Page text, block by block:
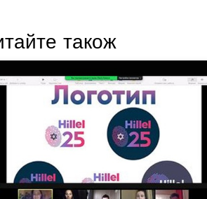
також